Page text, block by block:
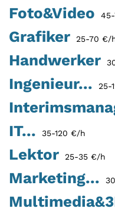
Foto&Video
Grafiker 25-70 €/
Handwerker
Ingenieur... 25-
IT... 35-120 €/h
Lektor 25-35 €/h
Marketing...